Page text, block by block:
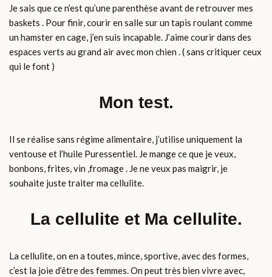
Je sais que ce n’est qu’une parenthèse avant de retrouver mes
baskets . Pour finir, courir en salle sur un tapis roulant comme
un hamster en cage, j’en suis incapable. J’aime courir dans des
espaces verts au grand air avec mon chien . ( sans critiquer ceux
qui le font )
Mon test.
Il se réalise sans régime alimentaire, j’utilise uniquement la
ventouse et l’huile Puressentiel. Je mange ce que je veux,
bonbons, frites, vin ,fromage . Je ne veux pas maigrir, je
souhaite juste traiter ma cellulite.
La cellulite et Ma cellulite.
La cellulite, on en a toutes, mince, sportive, avec des formes,
c’est la joie d’être des femmes. On peut très bien vivre avec,